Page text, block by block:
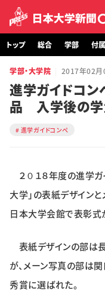
トップ
総合
学部・大学院
スポーツ
学生社会
特集・企画
トップ 総合 学部 付
学部・大学院 2017年02月
進学ガイドコ
品 入学後の学
進学ガイドコンペ
２０１８年度の進学
大学」の表紙デザイン
日本大学会館で表彰式
表紙デザインの部は長
が、メーン写真の部は
秀賞に選ばれた。